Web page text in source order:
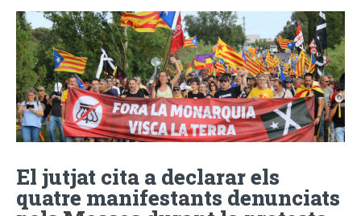
El jutjat cita a declarar els
quatre manifestants denunciats